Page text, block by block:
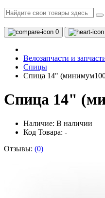
0
Велозапчасти и
Спицы
Спица 14"
Спица 14"
Наличие: В наличии
Код Товара: -
Отзывы: (0)